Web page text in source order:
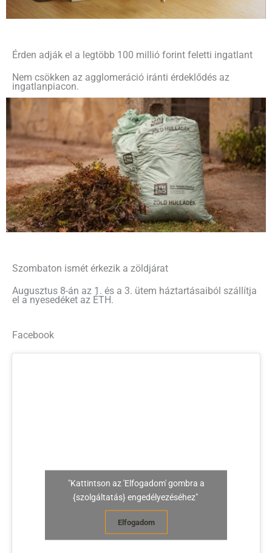
Érden adják el a legtöbb 100 millió forint feletti ingatlant
Nem csökken az agglomeráció iránti érdeklődés az
ingatlanpiacon.
Szombaton ismét érkezik a zöldjárat
Augusztus 8-án az 1. és a 3. ütem háztartásaiból szállítja
el a nyesedéket az ÉTH.
Facebook
"Kattintson az 'Elfogadom' gombra a
{szolgáltatás} engedélyezéséhez"
Elfogadom